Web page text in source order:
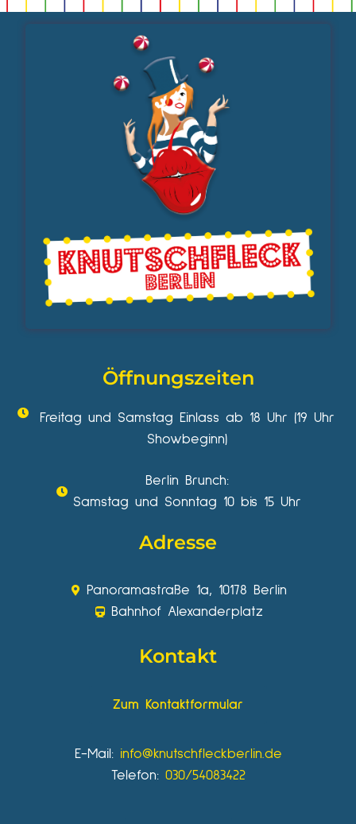
Öffnungszeiten
Freitag und Samstag Einlass ab 18 Uhr (19 Uhr
Showbeginn)
Berlin Brunch:
Samstag und Sonntag 10 bis 15 Uhr
Adresse
Panoramastraße 1a, 10178 Berlin
Bahnhof Alexanderplatz
Kontakt
Zum Kontaktformular
E-Mail: info@knutschfleckberlin.de
Telefon: 030/54083422